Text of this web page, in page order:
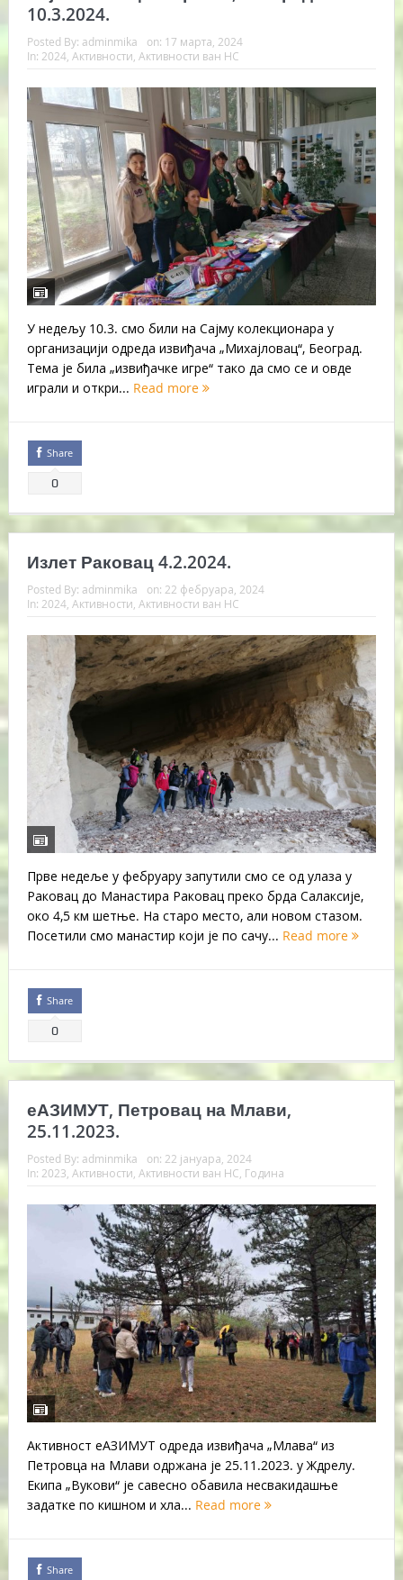
10.3.2024.
Posted By: adminmika on: 17 марта, 2024
In: 2024, Активности Активности ван НС
У недељу 10.3. смо били на Сајму колекционара у
организацији одреда извиђача „Михајловац“, Београд.
Тема је била „извиђачке игре“ тако да смо се и овде
играли и откри... Read more
Share
0
Излет Раковац 4.2.2024.
Posted By: adminmika on: 22 фебруара, 2024
In: 2024, Активности Активности ван НС
Прве недеље у фебруару запутили смо се од улаза у
Раковац до Манастира Раковац преко брда Салаксије,
око 4,5 км шетње. На старо место, али новом стазом.
Посетили смо манастир који је по сачу... Read more
Share
0
еАЗИМУТ, Петровац на Млави,
25.11.2023.
Posted By: adminmika on: 22 јануара, 2024
In: 2023 Активности Активности ван НС Година
Активност еАЗИМУТ одреда извиђача „Млава“ из
Петровца на Млави одржана је 25.11.2023. у Ждрелу.
Екипа „Вукови“ је савесно обавила несвакидашње
задатке по кишном и хла... Read more
Share